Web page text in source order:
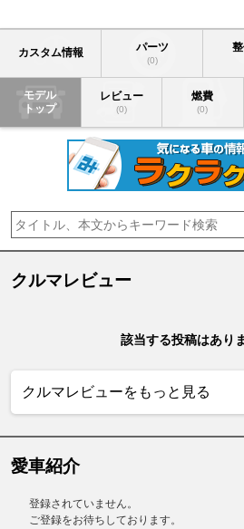
カスタム情報 パーツ
(0)
モデル
トップ
レビュー
(0)
燃費
(0)
クルマレビュー
該当する投稿はあり
クルマレビューをもっと見る
愛車紹介
登録されていません。
ご登録をお待ちしております。